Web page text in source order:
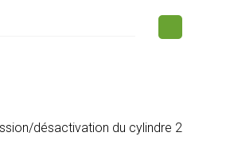
désactivation du cylindre 2